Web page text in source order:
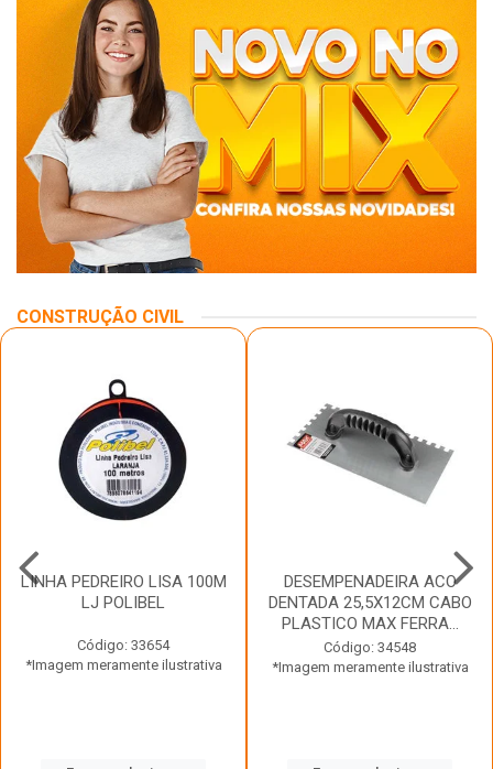
CONSTRUÇÃO CIVIL
LINHA PEDREIRO LISA 100M
LJ POLIBEL
Código: 33654
*Imagem meramente ilustrativa
DESEMPENADEIRA ACO
DENTADA 25,5X12CM CABO
PLASTICO MAX FERRA...
Código: 34548
*Imagem meramente ilustrativa